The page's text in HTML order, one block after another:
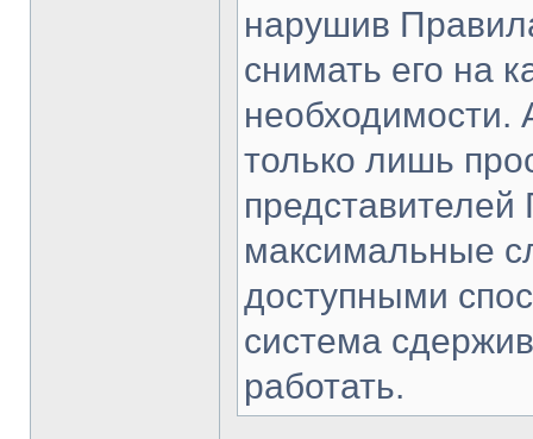
нарушив
снимать его на
необходимости.
только лишь
максимальные
доступными
система
работать.